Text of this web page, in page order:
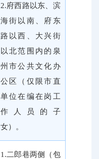
2.府西路以东、滨
海街以南、府东
路以西、大兴街
以北范围内的泉
州市公共文化办
公区（仅限市直
单位在编在岗工
作人员的子
女）。
1.二郎巷两侧（包